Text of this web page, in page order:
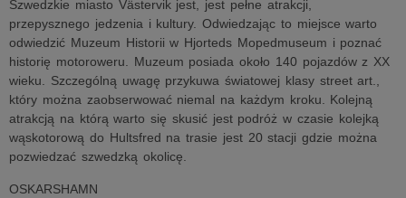
Szwedzkie miasto Västervik jest, jest pełne atrakcji,
przepysznego jedzenia i kultury. Odwiedzając to miejsce warto
odwiedzić Muzeum Historii w Hjorteds Mopedmuseum i poznać
historię motoroweru. Muzeum posiada około 140 pojazdów z XX
wieku. Szczególną uwagę przykuwa światowej klasy street art.,
który można zaobserwować niemal na każdym kroku. Kolejną
atrakcją na którą warto się skusić jest podróż w czasie kolejką
wąskotorową do Hultsfred na trasie jest 20 stacji gdzie można
pozwiedzać szwedzką okolicę.
OSKARSHAMN